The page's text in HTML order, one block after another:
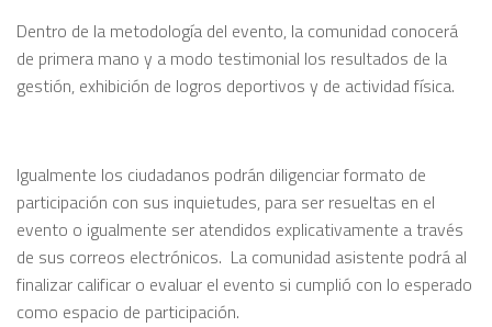
Dentro de la metodología del evento, la comunidad conocerá
de primera mano y a modo testimonial los resultados de la
gestión, exhibición de logros deportivos y de actividad física.
Igualmente los ciudadanos podrán diligenciar formato de
participación con sus inquietudes, para ser resueltas en el
evento o igualmente ser atendidos explicativamente a través
de sus correos electrónicos. La comunidad asistente podrá al
finalizar calificar o evaluar el evento si cumplió con lo esperado
como espacio de participación.